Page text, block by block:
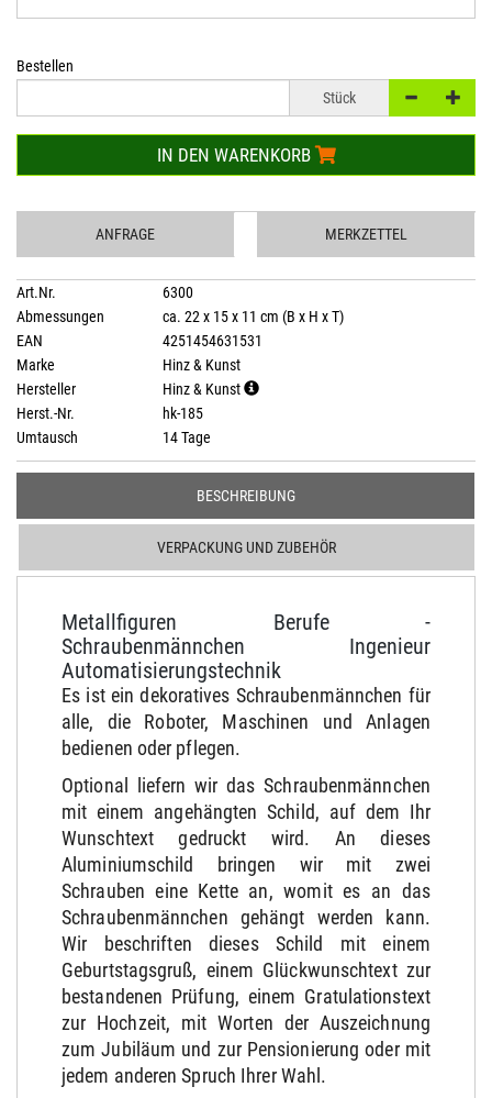
Bestellen
Stück
IN DEN WARENKORB
ANFRAGE MERKZETTEL
Art.Nr.
6300
Abmessungen
ca. 22 x 15 x 11 cm (B x H x T)
EAN
4251454631531
Marke
Hinz & Kunst
Hersteller
Hinz & Kunst
Herst.-Nr.
hk-185
Umtausch
14 Tage
BESCHREIBUNG
VERPACKUNG UND ZUBEHÖR
Metallfiguren Berufe -
Schraubenmännchen Ingenieur
Automatisierungstechnik
Es ist ein dekoratives Schraubenmännchen für
alle, die Roboter, Maschinen und Anlagen
bedienen oder pflegen.
Optional liefern wir das Schraubenmännchen
mit einem angehängten Schild, auf dem Ihr
Wunschtext gedruckt wird. An dieses
Aluminiumschild bringen wir mit zwei
Schrauben eine Kette an, womit es an das
Schraubenmännchen gehängt werden kann.
Wir beschriften dieses Schild mit einem
Geburtstagsgruß, einem Glückwunschtext zur
bestandenen Prüfung, einem Gratulationstext
zur Hochzeit, mit Worten der Auszeichnung
zum Jubiläum und zur Pensionierung oder mit
jedem anderen Spruch Ihrer Wahl.